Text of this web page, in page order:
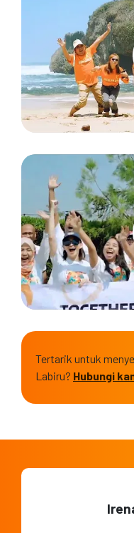
Tertarik untuk
Labiru? Hubungi